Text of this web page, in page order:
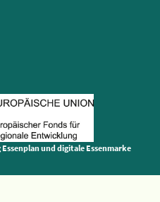
und digitale Essenmarke